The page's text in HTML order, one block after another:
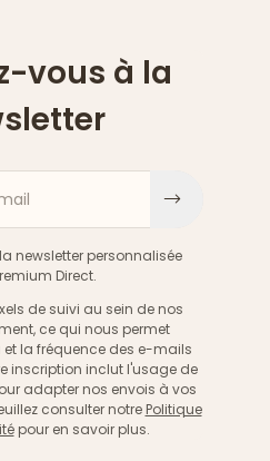
vous à la
newsletter personnalisée
Direct.
de suivi au sein de nos
ce qui nous permet
la fréquence des e-mails
inscription inclut l'usage de
adapter nos envois à vos
consulter notre Politique
pour en savoir plus.